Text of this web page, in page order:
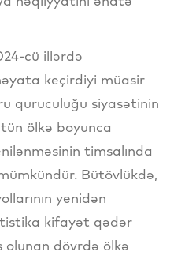
cü illərdə
keçirdiyi müasir
quruculuğu siyasətinin
ölkə boyunca
timsalında
Bütövlükdə,
yenidən
kifayət qədər
olunan dövrdə ölkə